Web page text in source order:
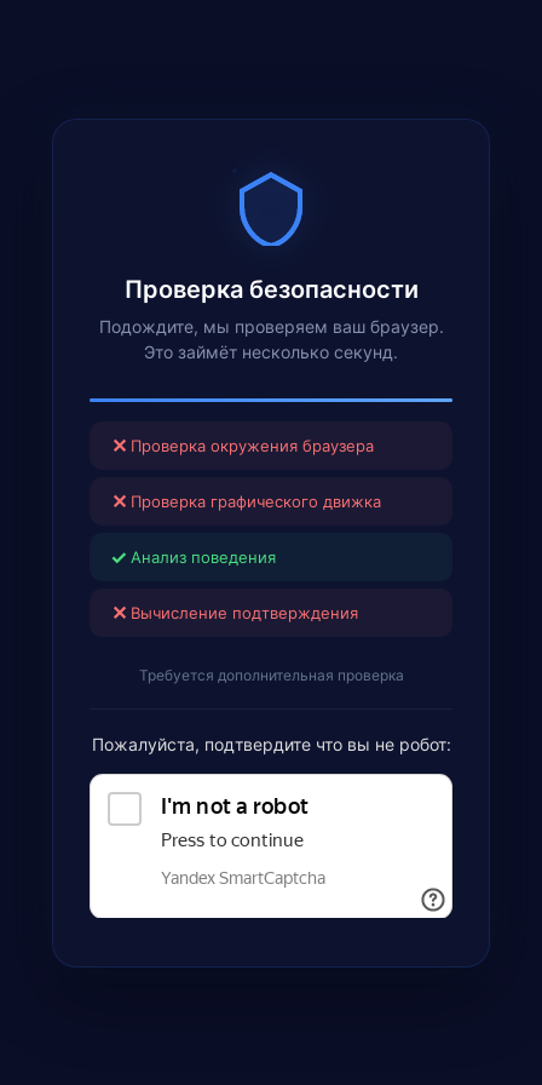
Проверка безопасности
Подождите, мы проверяем ваш браузер.
Это займёт несколько секунд.
✕ Проверка окружения браузера
✕ Проверка графического движка
✓ Анализ поведения
✕ Вычисление подтверждения
Требуется дополнительная проверка
Пожалуйста, подтвердите что вы не робот: